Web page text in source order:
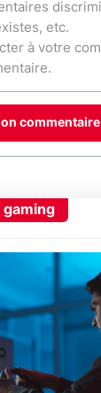
commentaire
gaming